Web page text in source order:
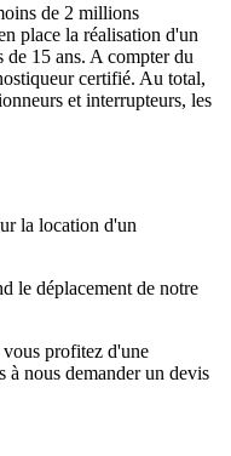
de 2 millions
place la réalisation d'un
15 ans. A compter du
certifié. Au total,
et interrupteurs, les
la location d'un
le déplacement de notre
profitez d'une
à nous demander un devis